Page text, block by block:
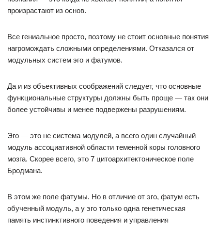
произрастают из основ.
Все гениальное просто, поэтому не стоит основные понятия
нагромождать сложными определениями. Отказался от
модульных систем эго и фатумов.
Да и из объективных соображений следует, что основные
функциональные структуры должны быть проще — так они
более устойчивы и менее подвержены разрушениям.
Эго — это не система модулей, а всего один случайный
модуль ассоциативной области теменной коры головного
мозга. Скорее всего, это 7 цитоархитектоническое поле
Бродмана.
В этом же поле фатумы. Но в отличие от эго, фатум есть
обученный модуль, а у эго только одна генетическая
память инстинктивного поведения и управления